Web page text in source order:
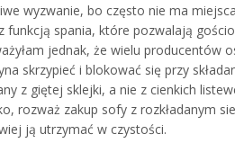
wyzwanie, bo często nie ma
spania, które pozwalają
jednak, że wielu producentów
skrzypieć i blokować się przy
z giętej sklejki, a nie z cienkich
rozważ zakup sofy z rozkładanym
ją utrzymać w czystości.